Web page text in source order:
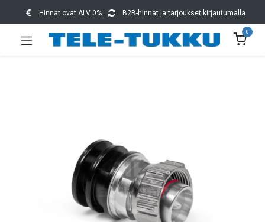
Hinnat ovat ALV 0%. B2B-hinnat ja tarjoukset kirjautumalla
0